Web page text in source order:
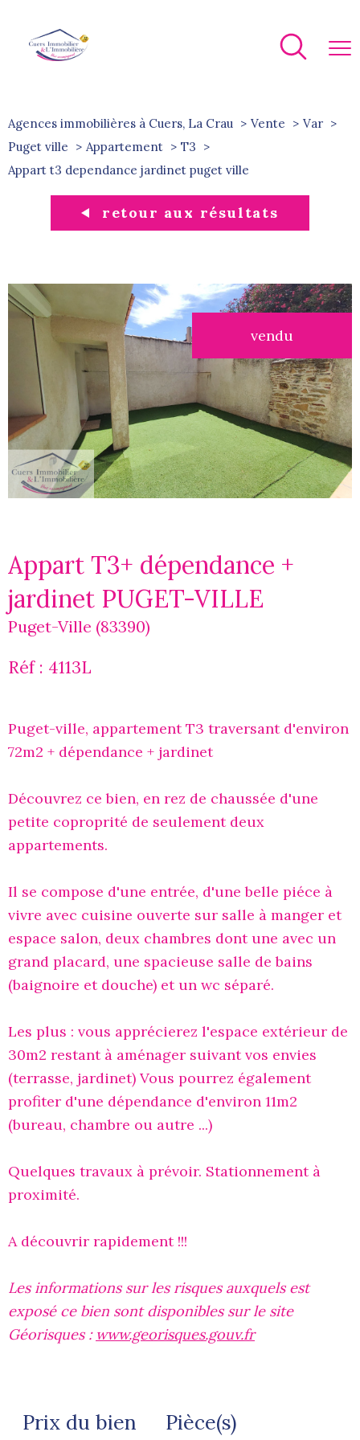
Agences immobilières à Cuers, La Crau Vente
Var
Puget ville
Appartement
T3
appart t3 dependance jardinet puget ville
retour aux résultats
vendu
Appart T3+ dépendance +
jardinet PUGET-VILLE
Puget-Ville (83390)
Réf : 4113L
Puget-ville, appartement T3 traversant d'environ
72m2 + dépendance + jardinet
Découvrez ce bien, en rez de chaussée d'une
petite coproprité de seulement deux
appartements.
Il se compose d'une entrée, d'une belle piéce à
vivre avec cuisine ouverte sur salle à manger et
espace salon, deux chambres dont une avec un
grand placard, une spacieuse salle de bains
(baignoire et douche) et un wc séparé.
Les plus : vous apprécierez l'espace extérieur de
30m2 restant à aménager suivant vos envies
(terrasse, jardinet) Vous pourrez également
profiter d'une dépendance d'environ 11m2
(bureau, chambre ou autre ...)
Quelques travaux à prévoir. Stationnement à
proximité.
A découvrir rapidement !!!
Les informations sur les risques auxquels est
exposé ce bien sont disponibles sur le site
Géorisques : www.georisques.gouv.fr
Prix du bien Pièce(s)